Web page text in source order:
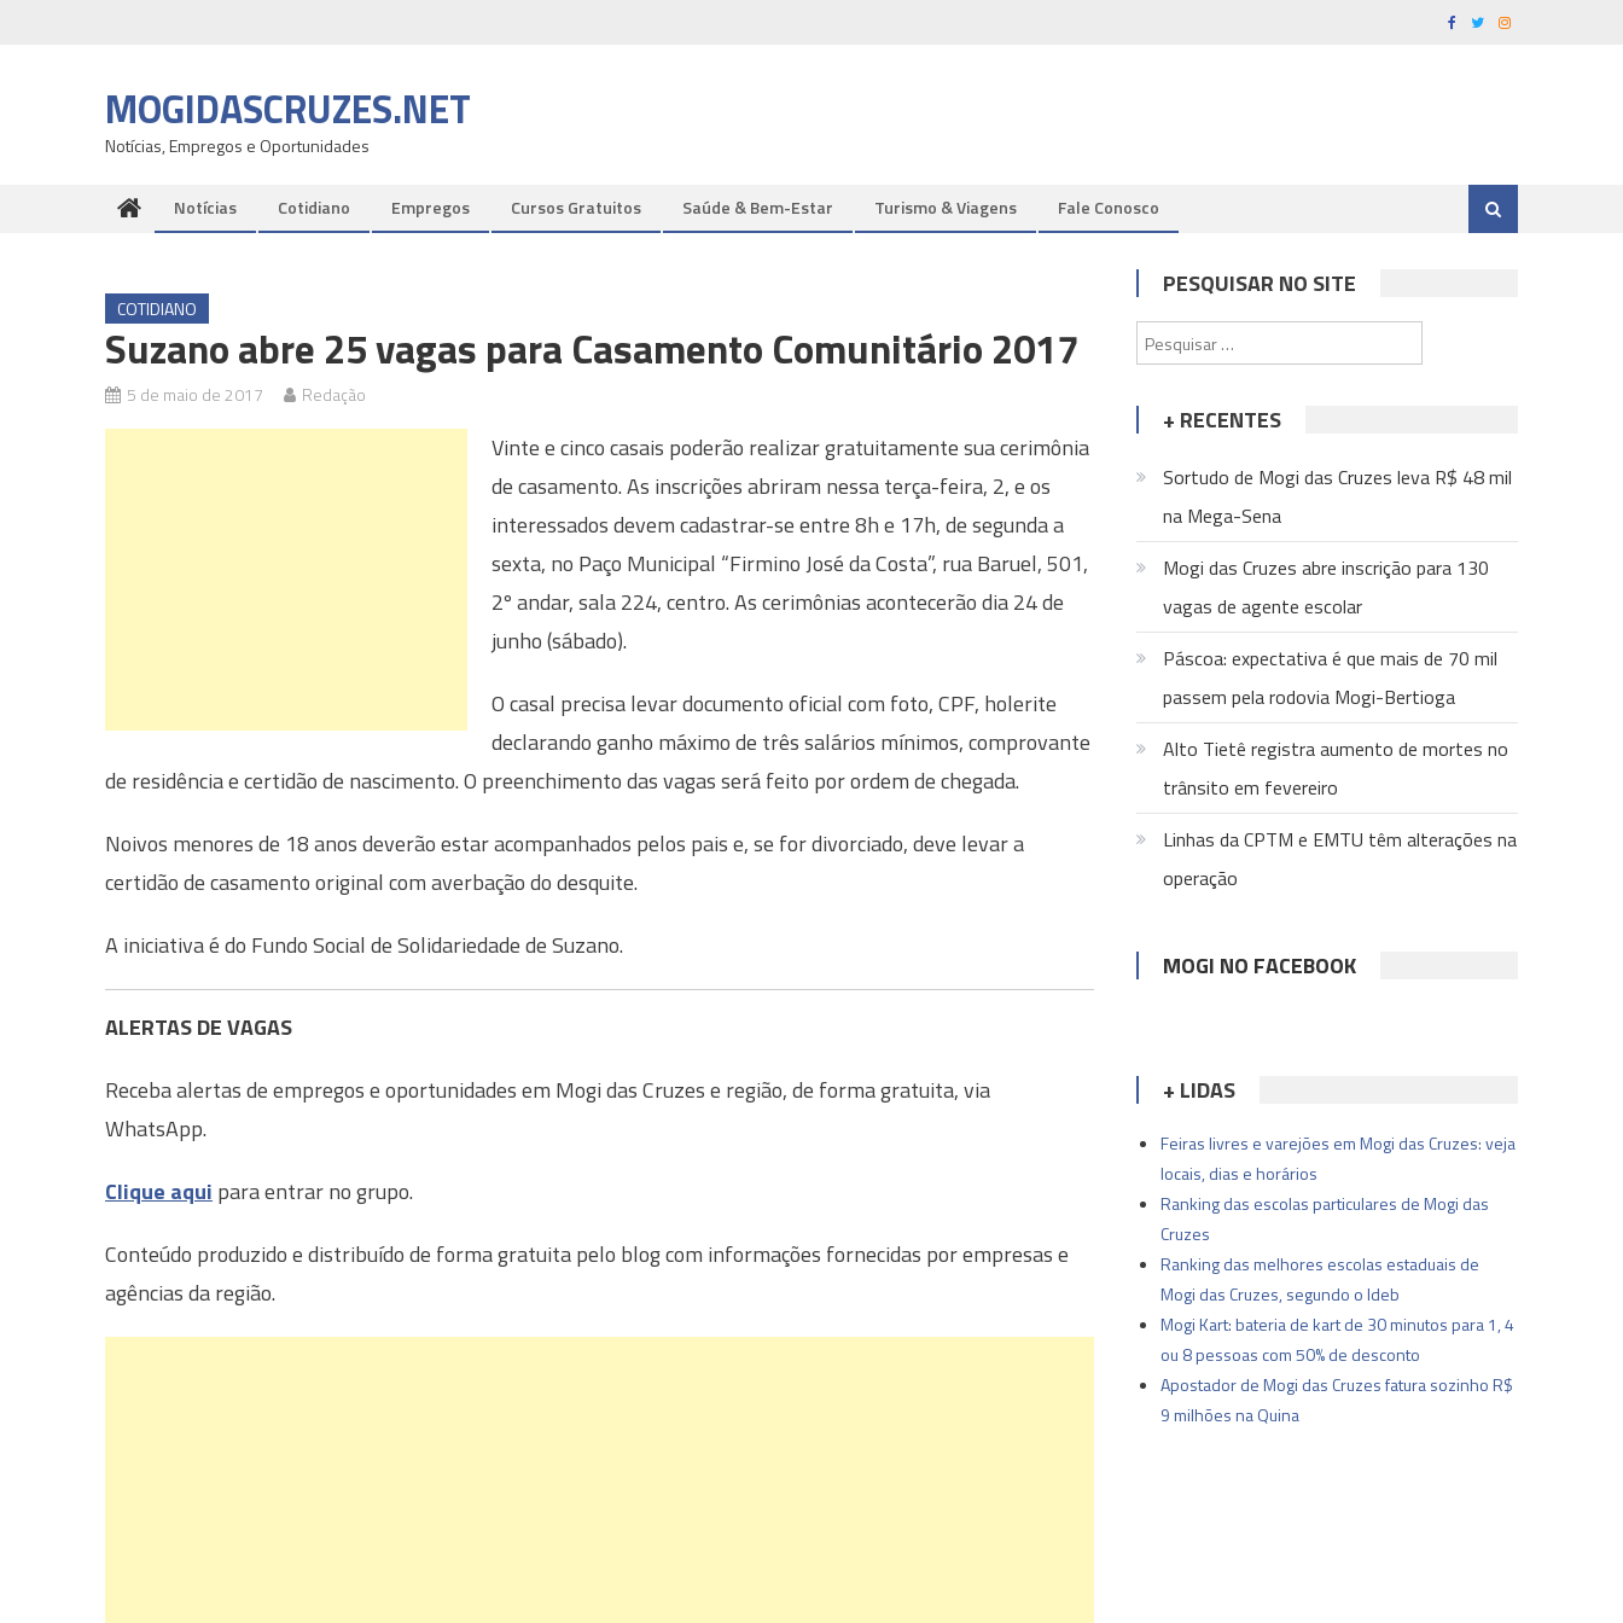
MOGIDASCRUZES.NET
Notícias, Empregos e Oportunidades
Notícias Cotidiano Empregos Cursos Gratuitos Saúde & Bem-Estar Turismo & Viagens Fale Conosco
COTIDIANO
Suzano abre 25 vagas para Casamento Comunitário 2017
5 de maio de 2017 Redação
Vinte e cinco casais poderão realizar gratuitamente sua cerimônia
de casamento. As inscrições abriram nessa terça-feira, 2, e os
interessados devem cadastrar-se entre 8h e 17h, de segunda a
sexta, no Paço Municipal “Firmino José da Costa”, rua Baruel, 501,
2º andar, sala 224, centro. As cerimônias acontecerão dia 24 de
junho (sábado).
O casal precisa levar documento oficial com foto, CPF, holerite
declarando ganho máximo de três salários mínimos, comprovante
de residência e certidão de nascimento. O preenchimento das vagas será feito por ordem de chegada.
Noivos menores de 18 anos deverão estar acompanhados pelos pais e, se for divorciado, deve levar a
certidão de casamento original com averbação do desquite.
A iniciativa é do Fundo Social de Solidariedade de Suzano.
ALERTAS DE VAGAS
Receba alertas de empregos e oportunidades em Mogi das Cruzes e região, de forma gratuita, via
WhatsApp.
Clique aqui para entrar no grupo.
Conteúdo produzido e distribuído de forma gratuita pelo blog com informações fornecidas por empresas e
agências da região.
PESQUISAR NO SITE
por:
+ RECENTES
Sortudo de Mogi das Cruzes leva R$ 48 mil
na Mega-Sena
Mogi das Cruzes abre inscrição para 130
vagas de agente escolar
Páscoa: expectativa é que mais de 70 mil
passem pela rodovia Mogi-Bertioga
Alto Tietê registra aumento de mortes no
trânsito em fevereiro
Linhas da CPTM e EMTU têm alterações na
operação
MOGI NO FACEBOOK
+ LIDAS
Feiras livres e varejões em Mogi das Cruzes: veja
locais, dias e horários
Ranking das escolas particulares de Mogi das
Cruzes
Ranking das melhores escolas estaduais de
Mogi das Cruzes, segundo o Ideb
Mogi Kart: bateria de kart de 30 minutos para 1, 4
ou 8 pessoas com 50% de desconto
Apostador de Mogi das Cruzes fatura sozinho R$
9 milhões na Quina